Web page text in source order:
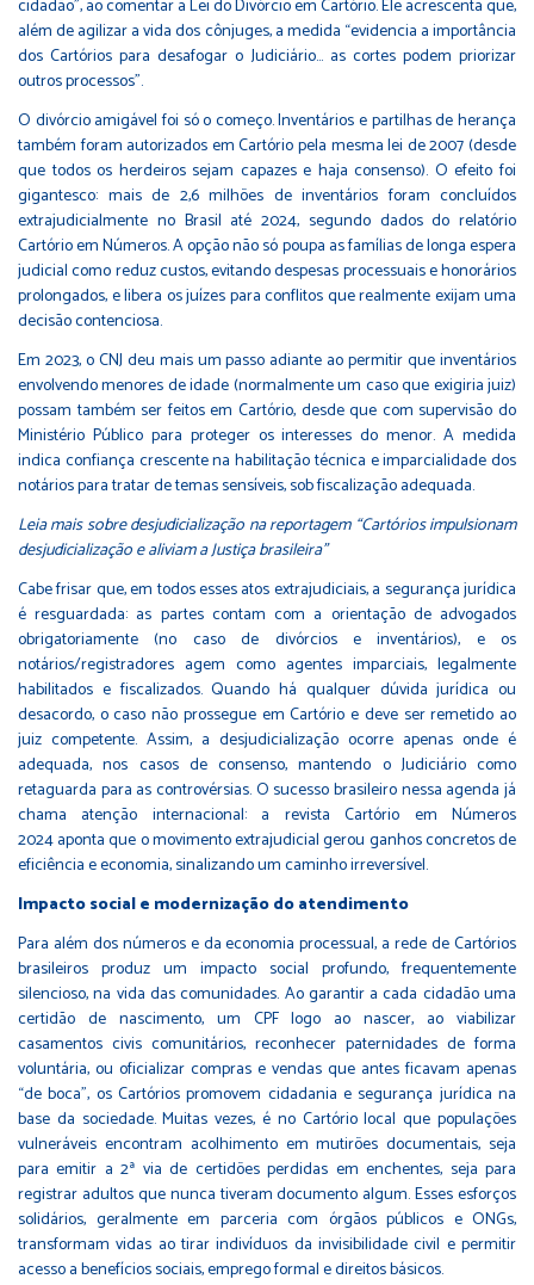
cidadão”, ao comentar a Lei do Divórcio em Cartório. Ele acrescenta que,
além de agilizar a vida dos cônjuges, a medida “evidencia a importância
dos Cartórios para desafogar o Judiciário… as cortes podem priorizar
outros processos”.
O divórcio amigável foi só o começo. Inventários e partilhas de herança
também foram autorizados em Cartório pela mesma lei de 2007 (desde
que todos os herdeiros sejam capazes e haja consenso). O efeito foi
gigantesco: mais de 2,6 milhões de inventários foram concluídos
extrajudicialmente no Brasil até 2024, segundo dados do relatório
Cartório em Números. A opção não só poupa as famílias de longa espera
judicial como reduz custos, evitando despesas processuais e honorários
prolongados, e libera os juízes para conflitos que realmente exijam uma
decisão contenciosa.
Em 2023, o CNJ deu mais um passo adiante ao permitir que inventários
envolvendo menores de idade (normalmente um caso que exigiria juiz)
possam também ser feitos em Cartório, desde que com supervisão do
Ministério Público para proteger os interesses do menor. A medida
indica confiança crescente na habilitação técnica e imparcialidade dos
notários para tratar de temas sensíveis, sob fiscalização adequada.
Leia mais sobre desjudicialização na reportagem “Cartórios impulsionam
desjudicialização e aliviam a Justiça brasileira”
Cabe frisar que, em todos esses atos extrajudiciais, a segurança jurídica
é resguardada: as partes contam com a orientação de advogados
obrigatoriamente (no caso de divórcios e inventários), e os
notários/registradores agem como agentes imparciais, legalmente
habilitados e fiscalizados. Quando há qualquer dúvida jurídica ou
desacordo, o caso não prossegue em Cartório e deve ser remetido ao
juiz competente. Assim, a desjudicialização ocorre apenas onde é
adequada, nos casos de consenso, mantendo o Judiciário como
retaguarda para as controvérsias. O sucesso brasileiro nessa agenda já
chama atenção internacional: a revista Cartório em Números
2024aponta que o movimento extrajudicial gerou ganhos concretos de
eficiência e economia, sinalizando um caminho irreversível.
Impacto social e modernização do atendimento
Para além dos números e da economia processual, a rede de Cartórios
brasileiros produz um impacto social profundo, frequentemente
silencioso, na vida das comunidades. Ao garantir a cada cidadão uma
certidão de nascimento, um CPF logo ao nascer, ao viabilizar
casamentos civis comunitários, reconhecer paternidades de forma
voluntária, ou oficializar compras e vendas que antes ficavam apenas
“de boca”, os Cartórios promovem cidadania e segurança jurídica na
base da sociedade. Muitas vezes, é no Cartório local que populações
vulneráveis encontram acolhimento em mutirões documentais, seja
para emitir a 2ª via de certidões perdidas em enchentes, seja para
registrar adultos que nunca tiveram documento algum. Esses esforços
solidários, geralmente em parceria com órgãos públicos e ONGs,
transformam vidas ao tirar indivíduos da invisibilidade civil e permitir
acesso a benefícios sociais, emprego formal e direitos básicos.